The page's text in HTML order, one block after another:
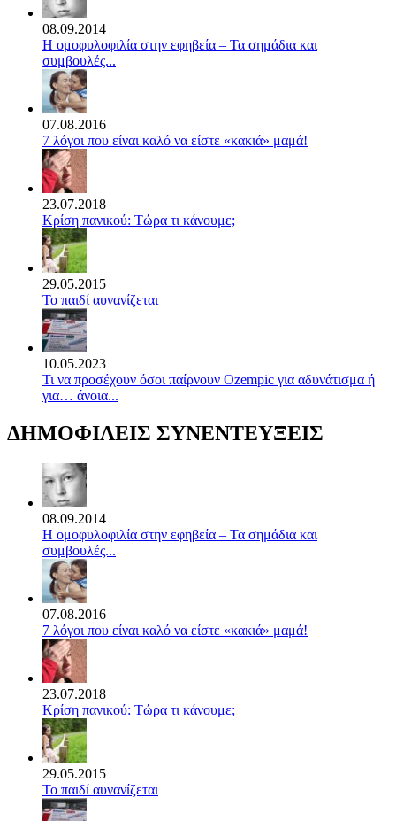
08.09.2014
Η ομοφυλοφιλία στην εφηβεία – Τα σημάδια και
συμβουλές...
07.08.2016
7 λόγοι που είναι καλό να είστε «κακιά» μαμά!
23.07.2018
Κρίση πανικού: Τώρα τι κάνουμε;
29.05.2015
Το παιδί αυνανίζεται
10.05.2023
Τι να προσέχουν όσοι παίρνουν Ozempic για αδυνάτισμα ή
για… άνοια...
ΔΗΜΟΦΙΛΕΙΣ ΣΥΝΕΝΤΕΥΞΕΙΣ
08.09.2014
Η ομοφυλοφιλία στην εφηβεία – Τα σημάδια και
συμβουλές...
07.08.2016
7 λόγοι που είναι καλό να είστε «κακιά» μαμά!
23.07.2018
Κρίση πανικού: Τώρα τι κάνουμε;
29.05.2015
Το παιδί αυνανίζεται